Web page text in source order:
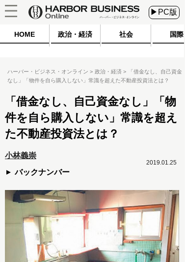
▶PC版
HOME 政治・経済 社会 国際
ハーバー・ビジネス・オンライン 政治・経済
「借金なし、自己資金
なし」「物件を自ら購入しない」常識を超えた不動産投資法とは？
「借金なし、自己資金なし」「物
件を自ら購入しない」常識を超え
た不動産投資法とは？
小林義崇
バックナンバー
2019.01.25